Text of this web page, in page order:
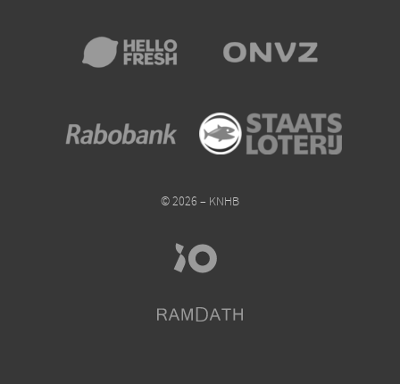
© 2026 – KNHB